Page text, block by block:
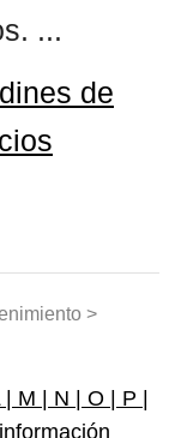
...
de
>
| M | N | O | P |